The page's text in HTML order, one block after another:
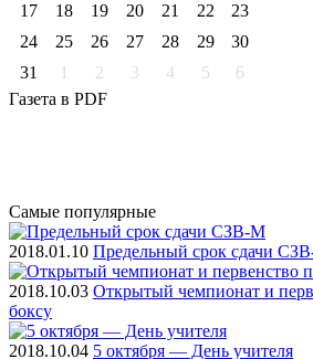
17
18 19 20 21 22
23
24
25 26 27 28 29
30
31
1 2 3 4 5
6
Газета в PDF
Самые популярные
2018.01.10 Предельный срок сдачи
2018.10.03 Открытый чемпионат и
боксу
2018.10.04 5 октября — День учителя